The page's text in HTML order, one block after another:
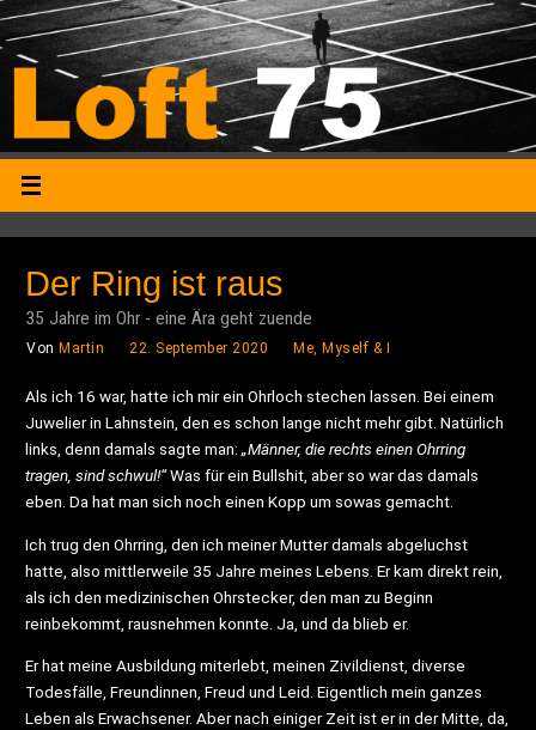
Der Ring ist raus
35 Jahre im Ohr - eine Ära geht zuende
Von Martin 22. September 2020 Me, Myself & I
Als ich 16 war, hatte ich mir ein Ohrloch stechen lassen. Bei einem
Juwelier in Lahnstein, den es schon lange nicht mehr gibt. Natürlich
links, denn damals sagte man:„Männer, die rechts einen Ohrring
tragen, sind schwul!“Was für ein Bullshit, aber so war das damals
eben. Da hat man sich noch einen Kopp um sowas gemacht.
Ich trug den Ohrring, den ich meiner Mutter damals abgeluchst
hatte, also mittlerweile 35 Jahre meines Lebens. Er kam direkt rein,
als ich den medizinischen Ohrstecker, den man zu Beginn
reinbekommt, rausnehmen konnte. Ja, und da blieb er.
Er hat meine Ausbildung miterlebt, meinen Zivildienst, diverse
Todesfälle, Freundinnen, Freud und Leid. Eigentlich mein ganzes
Leben als Erwachsener. Aber nach einiger Zeit ist er in der Mitte, da,